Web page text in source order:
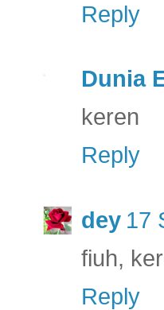
Reply
Dunia
keren
Reply
dey 17
fiuh,
Reply